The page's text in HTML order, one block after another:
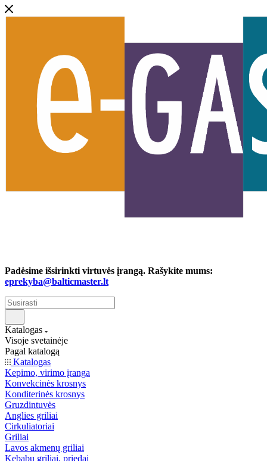
Padėsime išsirinkti virtuvės įrangą. Rašykite mums:
eprekyba@balticmaster.lt
Katalogas
Visoje svetainėje
Pagal katalogą
Katalogas
Kepimo, virimo įranga
Konvekcinės krosnys
Konditerinės krosnys
Gruzdintuvės
Anglies griliai
Cirkuliatoriai
Griliai
Lavos akmenų griliai
Kebabų griliai, priedai